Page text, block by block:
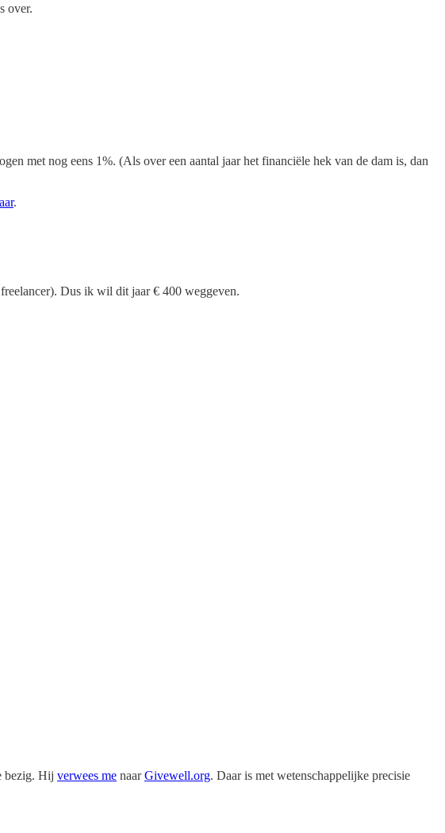
over.
met nog eens 1%. (Als over een aantal jaar het financiële hek van de dam is, dan
.
Dus ik wil dit jaar € 400 weggeven.
bezig. Hij verwees me naarGivewell.org. Daar is met wetenschappelijke precisie